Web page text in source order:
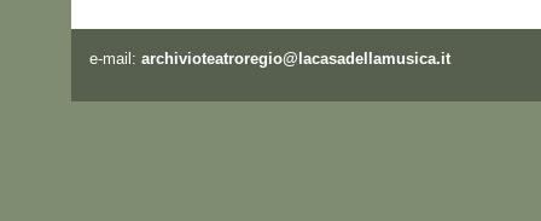
e-mail: archivioteatroregio@lacasadellamusica.it